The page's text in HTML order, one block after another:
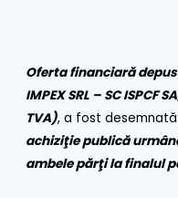
Oferta financiară
IMPEX SRL – SC ISPCF
TVA), a fost
achiziţie publică
ambele părţi la finalul